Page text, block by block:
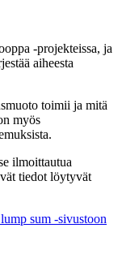
-projekteissa, ja
aiheesta
toimii ja mitä
myös
ilmoittautua
tiedot löytyvät
sum -sivustoon